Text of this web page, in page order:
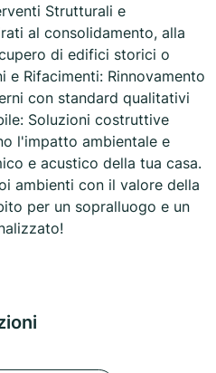
Strutturali e
al consolidamento, alla
di edifici storici o
Rifacimenti: Rinnovamento
con standard qualitativi
Soluzioni costruttive
l'impatto ambientale e
e acustico della tua casa.
ambienti con il valore della
per un sopralluogo e un